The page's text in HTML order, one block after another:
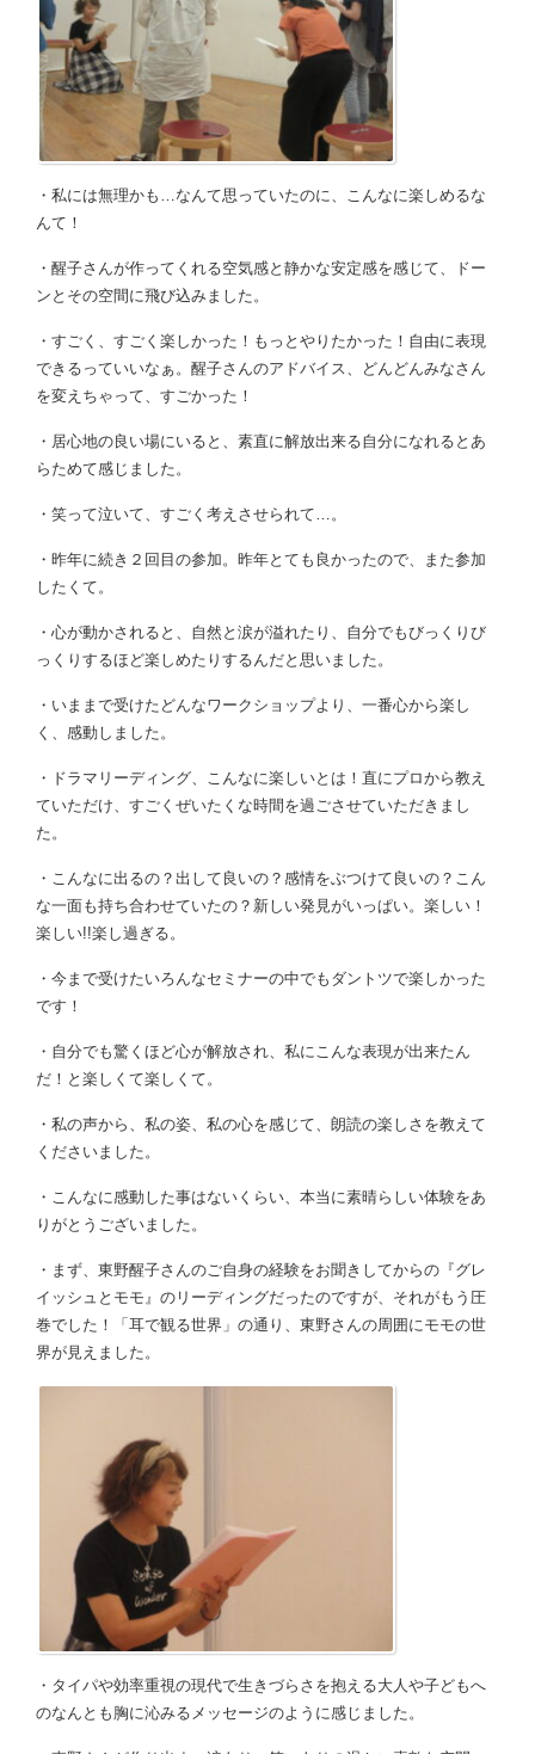
・私には無理かも…なんて思っていたのに、こんなに楽しめるな
んて！
・醒子さんが作ってくれる空気感と静かな安定感を感じて、ドー
ンとその空間に飛び込みました。
・すごく、すごく楽しかった！もっとやりたかった！自由に表現
できるっていいなぁ。醒子さんのアドバイス、どんどんみなさん
を変えちゃって、すごかった！
・居心地の良い場にいると、素直に解放出来る自分になれるとあ
らためて感じました。
・笑って泣いて、すごく考えさせられて…。
・昨年に続き２回目の参加。昨年とても良かったので、また参加
したくて。
・心が動かされると、自然と涙が溢れたり、自分でもびっくりび
っくりするほど楽しめたりするんだと思いました。
・いままで受けたどんなワークショップより、一番心から楽し
く、感動しました。
・ドラマリーディング、こんなに楽しいとは！直にプロから教え
ていただけ、すごくぜいたくな時間を過ごさせていただきまし
た。
・こんなに出るの？出して良いの？感情をぶつけて良いの？こん
な一面も持ち合わせていたの？新しい発見がいっぱい。楽しい！
楽しい!!楽し過ぎる。
・今まで受けたいろんなセミナーの中でもダントツで楽しかった
です！
・自分でも驚くほど心が解放され、私にこんな表現が出来たん
だ！と楽しくて楽しくて。
・私の声から、私の姿、私の心を感じて、朗読の楽しさを教えて
くださいました。
・こんなに感動した事はないくらい、本当に素晴らしい体験をあ
りがとうございました。
・まず、東野醒子さんのご自身の経験をお聞きしてからの『グレ
イッシュとモモ』のリーディングだったのですが、それがもう圧
巻でした！「耳で観る世界」の通り、東野さんの周囲にモモの世
界が見えました。
・タイパや効率重視の現代で生きづらさを抱える大人や子どもへ
のなんとも胸に沁みるメッセージのように感じました。